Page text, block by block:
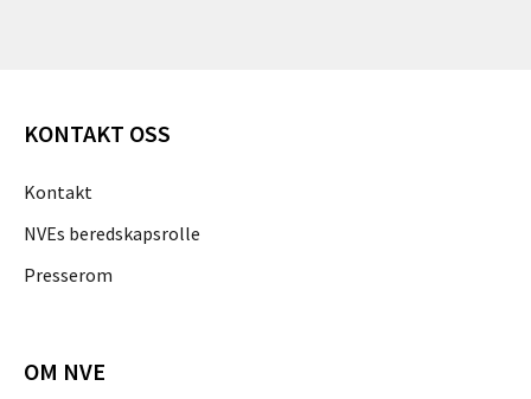
KONTAKT OSS
Kontakt
NVEs beredskapsrolle
Presserom
OM NVE